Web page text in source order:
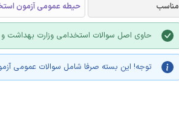
مناسب
حیطه عمومی آزمون
حاوی اصل سوالات استخدامی وزارت بهداشت
توجه! این بسته صرفا شامل سوالات عمومی